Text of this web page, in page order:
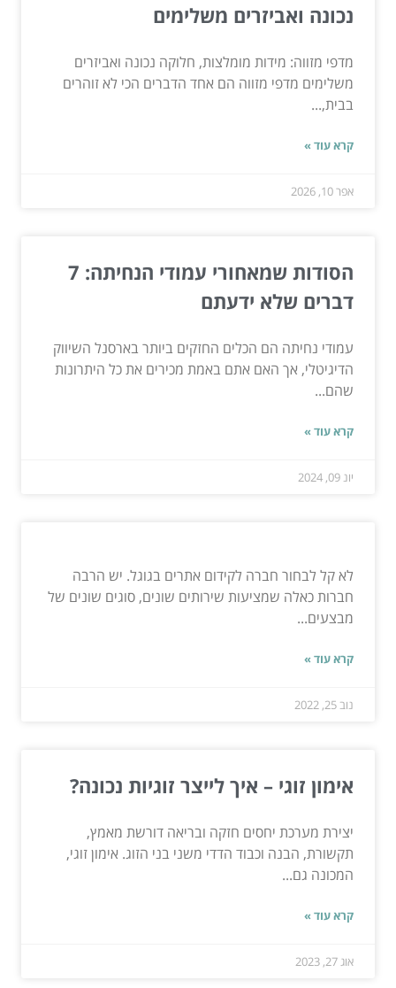
נכונה ואביזרים משלימים
מדפי מזווה: מידות מומלצות, חלוקה נכונה ואביזרים
משלימים מדפי מזווה הם אחד הדברים הכי לא זוהרים
בבית,...
קרא עוד »
אפר 10, 2026
הסודות שמאחורי עמודי הנחיתה: 7
דברים שלא ידעתם
עמודי נחיתה הם הכלים החזקים ביותר בארסנל השיווק
הדיגיטלי, אך האם אתם באמת מכירים את כל היתרונות
שהם...
קרא עוד »
יונ 09, 2024
לא קל לבחור חברה לקידום אתרים בגוגל. יש הרבה
חברות כאלה שמציעות שירותים שונים, סוגים שונים של
מבצעים...
קרא עוד »
נוב 25, 2022
אימון זוגי – איך לייצר זוגיות נכונה?
יצירת מערכת יחסים חזקה ובריאה דורשת מאמץ,
תקשורת, הבנה וכבוד הדדי משני בני הזוג. אימון זוגי,
המכונה גם...
קרא עוד »
אוג 27, 2023